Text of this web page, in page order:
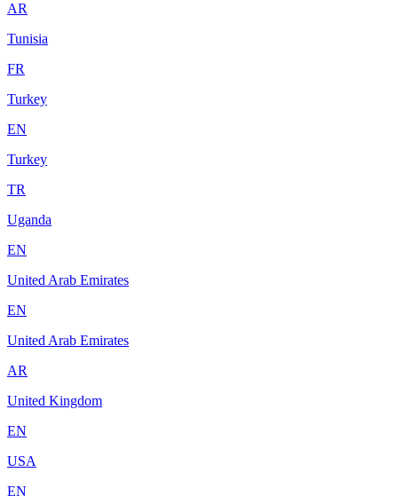
AR
Tunisia
FR
Turkey
EN
Turkey
TR
Uganda
EN
United Arab Emirates
EN
United Arab Emirates
AR
United Kingdom
EN
USA
EN